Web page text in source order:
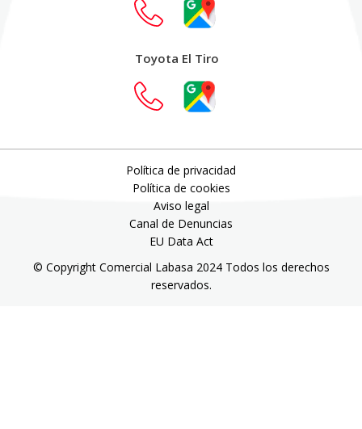
Toyota El Tiro
© Copyright Comercial Labasa 2024 Todos los derechos
reservados.
Política de privacidad
Política de cookies
Aviso legal
Canal de Denuncias
EU Data Act